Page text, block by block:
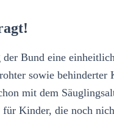
Bund eine
sowie
mit dem
Kinder, die noch